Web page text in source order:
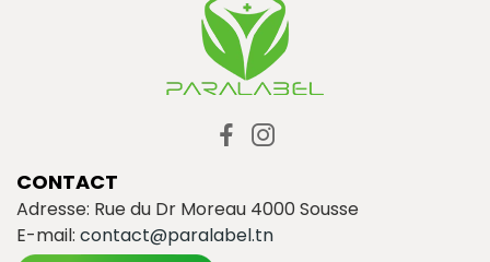
CONTACT
Adresse: Rue du Dr Moreau 4000 Sousse
E-mail: contact@paralabel.tn